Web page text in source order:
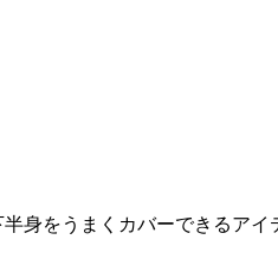
身をうまくカバーできるア